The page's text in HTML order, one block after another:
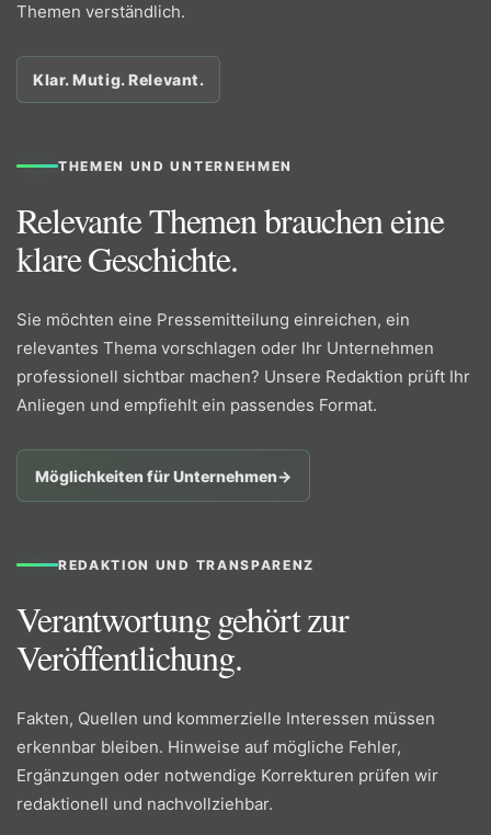
Themen verständlich.
Klar. Mutig. Relevant.
THEMEN UND UNTERNEHMEN
Relevante Themen brauchen eine
klare Geschichte.
Sie möchten eine Pressemitteilung einreichen, ein
relevantes Thema vorschlagen oder Ihr Unternehmen
professionell sichtbar machen? Unsere Redaktion prüft Ihr
Anliegen und empfiehlt ein passendes Format.
Möglichkeiten für Unternehmen→
REDAKTION UND TRANSPARENZ
Verantwortung gehört zur
Veröffentlichung.
Fakten, Quellen und kommerzielle Interessen müssen
erkennbar bleiben. Hinweise auf mögliche Fehler,
Ergänzungen oder notwendige Korrekturen prüfen wir
redaktionell und nachvollziehbar.